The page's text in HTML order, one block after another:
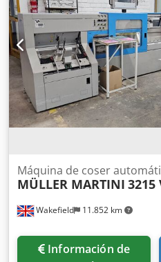
Wakefield 11.852 km
Máquina de coser
MÜLLER MARTINI
Información de